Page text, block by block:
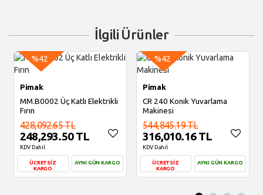
İlgili Ürünler
%42
Pimak
MM.B0002 Üç Katlı Elektrikli
Fırın
428,092.65 TL
248,293.50 TL
KDV Dahil
ÜCRETSİZ
KARGO
AYNI GÜN KARGO
%42
Pimak
CR 240 Konik Yuvarlama
Makinesi
544,845.19 TL
316,010.16 TL
KDV Dahil
ÜCRETSİZ
KARGO
AYNI GÜN KARGO